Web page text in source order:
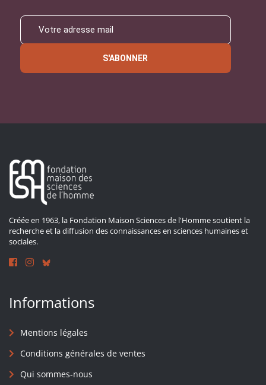
S'ABONNER
Créée en 1963, la Fondation Maison Sciences de l'Homme soutient la
recherche et la diffusion des connaissances en sciences humaines et
sociales.
Informations
Mentions légales
Conditions générales de ventes
Qui sommes-nous